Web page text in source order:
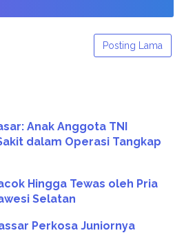
Posting Lama
Anak Anggota TNI
dalam Operasi Tangkap
Hingga Tewas oleh Pria
Selatan
Perkosa Juniornya